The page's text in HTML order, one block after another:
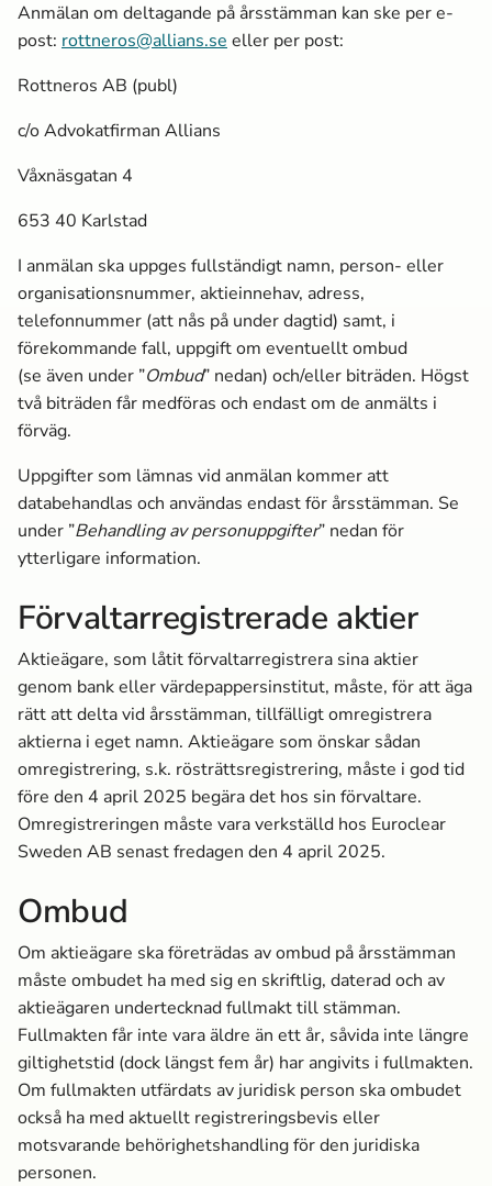
Anmälan om deltagande på årsstämman kan ske per e-
post: rottneros@allians.se eller per post:
Rottneros AB (publ)
c/o Advokatfirman Allians
Våxnäsgatan 4
653 40 Karlstad
I anmälan ska uppges fullständigt namn, person- eller
organisationsnummer, aktieinnehav, adress,
telefonnummer (att nås på under dagtid) samt, i
förekommande fall, uppgift om eventuellt ombud
(se även under ”Ombud” nedan) och/eller biträden. Högst
två biträden får medföras och endast om de anmälts i
förväg.
Uppgifter som lämnas vid anmälan kommer att
databehandlas och användas endast för årsstämman. Se
under ”Behandling av personuppgifter” nedan för
ytterligare information.
Förvaltarregistrerade aktier
Aktieägare, som låtit förvaltarregistrera sina aktier
genom bank eller värdepappersinstitut, måste, för att äga
rätt att delta vid årsstämman, tillfälligt omregistrera
aktierna i eget namn. Aktieägare som önskar sådan
omregistrering, s.k. rösträttsregistrering, måste i god tid
före den 4 april 2025 begära det hos sin förvaltare.
Omregistreringen måste vara verkställd hos Euroclear
Sweden AB senast fredagen den 4 april 2025.
Ombud
Om aktieägare ska företrädas av ombud på årsstämman
måste ombudet ha med sig en skriftlig, daterad och av
aktieägaren undertecknad fullmakt till stämman.
Fullmakten får inte vara äldre än ett år, såvida inte längre
giltighetstid (dock längst fem år) har angivits i fullmakten.
Om fullmakten utfärdats av juridisk person ska ombudet
också ha med aktuellt registreringsbevis eller
motsvarande behörighetshandling för den juridiska
personen.